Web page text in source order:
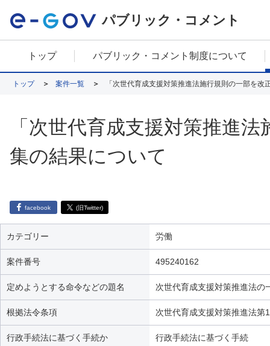
パブリック・コメント
トップ パブリック・コメント制度について
トップ 案件一覧 「次世代育成支援対策推進法施行規則の一部を
「次世代育成支援対策推進
集の結果について
facebook (旧Twitter)
カテゴリー 労働
案件番号 495240162
定めようとする命令などの題名 次世代育成支援対策推進法の
根拠法令条項 次世代育成支援対策推進法
行政手続法に基づく手続か 行政手続法に基づく手続